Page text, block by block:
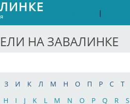
|
НА ЗАВАЛИНКЕ
З И К Л М Н О П Р С
Т
H I J K L M N O P Q R S